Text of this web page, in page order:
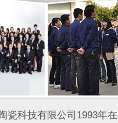
瓷科技有限公司1993年